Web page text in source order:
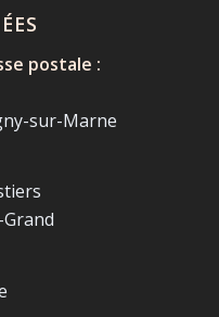
postale :
sur-Marne